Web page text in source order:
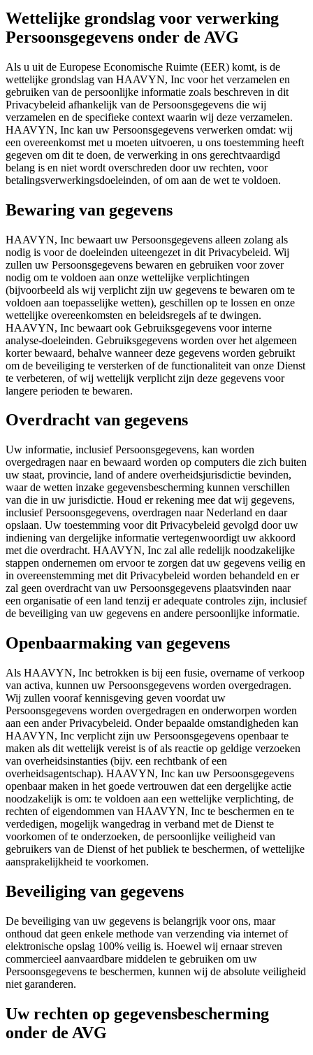
Wettelijke grondslag voor verwerking
Persoonsgegevens onder de AVG
Als u uit de Europese Economische Ruimte (EER) komt, is de
wettelijke grondslag van HAAVYN, Inc voor het verzamelen en
gebruiken van de persoonlijke informatie zoals beschreven in dit
Privacybeleid afhankelijk van de Persoonsgegevens die wij
verzamelen en de specifieke context waarin wij deze verzamelen.
HAAVYN, Inc kan uw Persoonsgegevens verwerken omdat: wij
een overeenkomst met u moeten uitvoeren, u ons toestemming heeft
gegeven om dit te doen, de verwerking in ons gerechtvaardigd
belang is en niet wordt overschreden door uw rechten, voor
betalingsverwerkingsdoeleinden, of om aan de wet te voldoen.
Bewaring van gegevens
HAAVYN, Inc bewaart uw Persoonsgegevens alleen zolang als
nodig is voor de doeleinden uiteengezet in dit Privacybeleid. Wij
zullen uw Persoonsgegevens bewaren en gebruiken voor zover
nodig om te voldoen aan onze wettelijke verplichtingen
(bijvoorbeeld als wij verplicht zijn uw gegevens te bewaren om te
voldoen aan toepasselijke wetten), geschillen op te lossen en onze
wettelijke overeenkomsten en beleidsregels af te dwingen.
HAAVYN, Inc bewaart ook Gebruiksgegevens voor interne
analyse-doeleinden. Gebruiksgegevens worden over het algemeen
korter bewaard, behalve wanneer deze gegevens worden gebruikt
om de beveiliging te versterken of de functionaliteit van onze Dienst
te verbeteren, of wij wettelijk verplicht zijn deze gegevens voor
langere perioden te bewaren.
Overdracht van gegevens
Uw informatie, inclusief Persoonsgegevens, kan worden
overgedragen naar en bewaard worden op computers die zich buiten
uw staat, provincie, land of andere overheidsjurisdictie bevinden,
waar de wetten inzake gegevensbescherming kunnen verschillen
van die in uw jurisdictie. Houd er rekening mee dat wij gegevens,
inclusief Persoonsgegevens, overdragen naar Nederland en daar
opslaan. Uw toestemming voor dit Privacybeleid gevolgd door uw
indiening van dergelijke informatie vertegenwoordigt uw akkoord
met die overdracht. HAAVYN, Inc zal alle redelijk noodzakelijke
stappen ondernemen om ervoor te zorgen dat uw gegevens veilig en
in overeenstemming met dit Privacybeleid worden behandeld en er
zal geen overdracht van uw Persoonsgegevens plaatsvinden naar
een organisatie of een land tenzij er adequate controles zijn, inclusief
de beveiliging van uw gegevens en andere persoonlijke informatie.
Openbaarmaking van gegevens
Als HAAVYN, Inc betrokken is bij een fusie, overname of verkoop
van activa, kunnen uw Persoonsgegevens worden overgedragen.
Wij zullen vooraf kennisgeving geven voordat uw
Persoonsgegevens worden overgedragen en onderworpen worden
aan een ander Privacybeleid. Onder bepaalde omstandigheden kan
HAAVYN, Inc verplicht zijn uw Persoonsgegevens openbaar te
maken als dit wettelijk vereist is of als reactie op geldige verzoeken
van overheidsinstanties (bijv. een rechtbank of een
overheidsagentschap). HAAVYN, Inc kan uw Persoonsgegevens
openbaar maken in het goede vertrouwen dat een dergelijke actie
noodzakelijk is om: te voldoen aan een wettelijke verplichting, de
rechten of eigendommen van HAAVYN, Inc te beschermen en te
verdedigen, mogelijk wangedrag in verband met de Dienst te
voorkomen of te onderzoeken, de persoonlijke veiligheid van
gebruikers van de Dienst of het publiek te beschermen, of wettelijke
aansprakelijkheid te voorkomen.
Beveiliging van gegevens
De beveiliging van uw gegevens is belangrijk voor ons, maar
onthoud dat geen enkele methode van verzending via internet of
elektronische opslag 100% veilig is. Hoewel wij ernaar streven
commercieel aanvaardbare middelen te gebruiken om uw
Persoonsgegevens te beschermen, kunnen wij de absolute veiligheid
niet garanderen.
Uw rechten op gegevensbescherming
onder de AVG